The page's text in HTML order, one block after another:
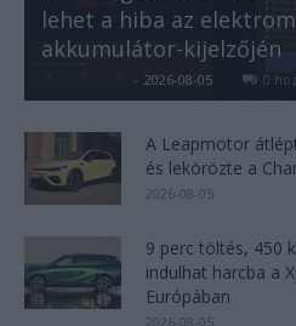
lehet a hiba az
akkumulátor-kijelzőjén
- 2026-08-05 0
A Leapmotor
és lekörözte a
2026-08-05
9 perc töltés, 450
indulhat harcba a
Európában
2026-08-05